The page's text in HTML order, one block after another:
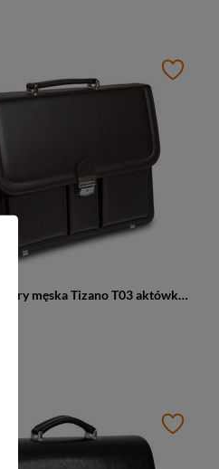
Teczka z eko skóry męska Tizano T03 aktówka na dokumenty A4 czekoladowa